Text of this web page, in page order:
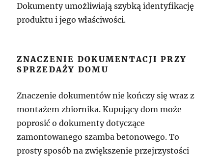
Dokumenty umożliwiają szybką identyfikację
produktu i jego właściwości.
ZNACZENIE DOKUMENTACJI PRZY
SPRZEDAŻY DOMU
Znaczenie dokumentów nie kończy się wraz z
montażem zbiornika. Kupujący dom może
poprosić o dokumenty dotyczące
zamontowanego szamba betonowego. To
prosty sposób na zwiększenie przejrzystości